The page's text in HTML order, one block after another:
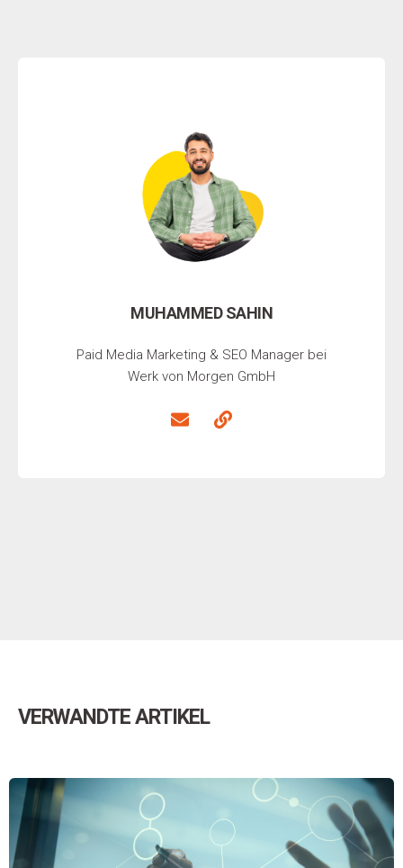
MUHAMMED SAHIN
Paid Media Marketing & SEO Manager bei
Werk von Morgen GmbH
VERWANDTE ARTIKEL